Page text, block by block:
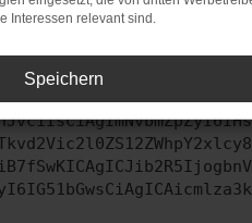
versucht hast, kontaktiere uns
Interessen relevant sind.
Speichern